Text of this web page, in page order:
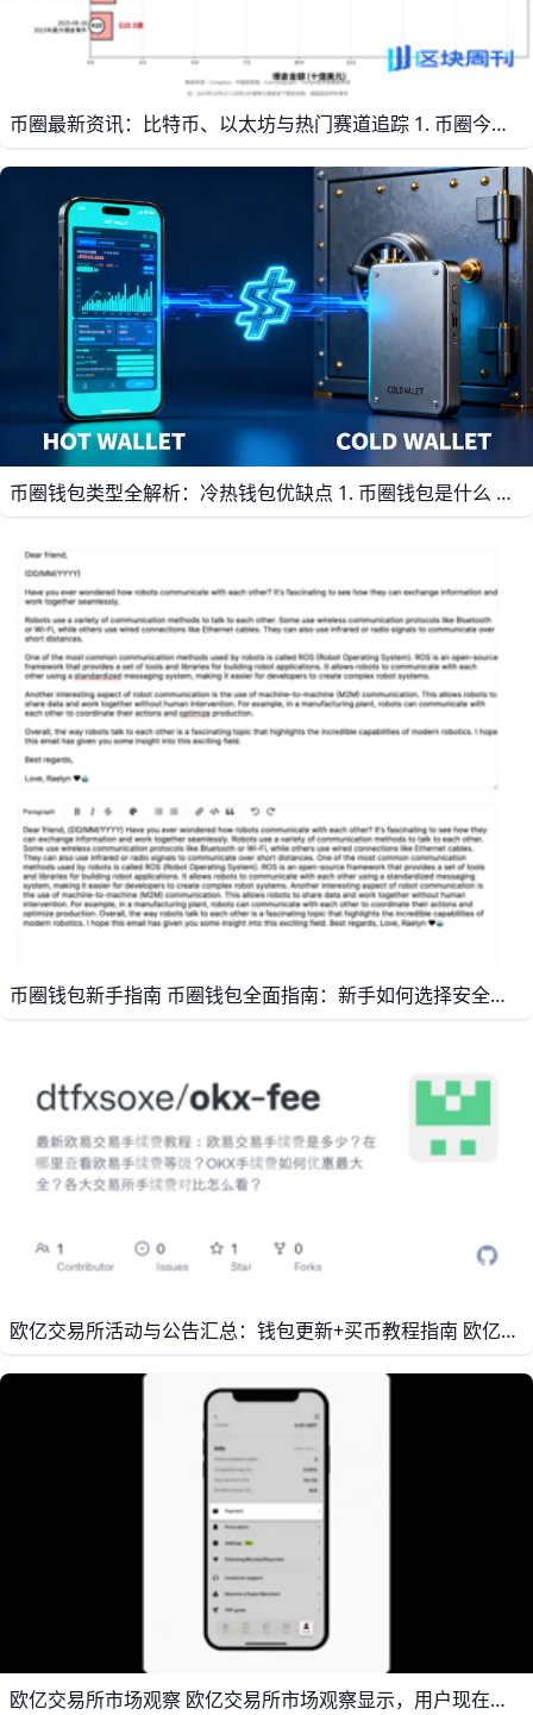
币圈最新资讯：比特币、以太坊与热门赛道追踪 1. 币圈今日概览 今天的币圈重点还是比特币、以太坊和几个热门赛道，市场情绪偏向快速轮动，资金会在主流币和热点板块之间来回切换。比特币依然是整个市场的风向标，以太坊则继续承接“机构化”和“生态增长”的叙事，而稳定币、DEFI、LAYER 2 这些基础设施赛道也在持续获得关注。对于读者来说，今天最重要的不是追每一条消息，而是看清资金到底流向了哪里，哪些方向正在升温，哪些方向开始降温。
币圈钱包类型全解析：冷热钱包优缺点 1. 币圈钱包是什么 币圈钱包是用来管理加密资产私钥的工具，不是单纯“存币”的地方。钱包本身不直接保存币，真正决定你能不能动用资产的，是私钥和助记词。只要私钥还在，你就能控制对应链上的资产；如果私钥丢失，资产往往也就无法找回。
币圈钱包新手指南 币圈钱包全面指南：新手如何选择安全可靠的币圈钱包 1. 什么是币圈钱包 币圈钱包是用来存放、接收和发送加密货币的工具，它本质上管理的是你的私钥，而不是“币”本身。对新手来说，最重要的不是先追求功能多，而是先搞清楚钱包分成哪几类、各自适合什么场景，这样才能少踩坑。很多人刚接触数字资产时会直接把资产长期放在交易所，其实这并不适合所有情况，尤其是大额长期持有时更需要自主管理。
欧亿交易所活动与公告汇总：钱包更新+买币教程指南 欧亿交易所（欧亿）是全球领先的数字资产交易平台之一，近年来在活动、公告与功能更新方面持续推出新内容。例如，平台在2025年至2026年期间推出了多轮现货交易赛、AI相关币种活动以及STAKING锁仓返利等，用户通过参与这些活动可获得USDT奖励、手续费优惠等实际收益。建议普通用户定期登录欧亿官网或APP，查看“公告”与“帮助中心”板块，第一时间获取最新活动规则和上线时间，避免错过福利。
欧亿交易所市场观察 欧亿交易所市场观察显示，用户现在更关注“安全”和“操作简单”这两件事。公开教程和学习内容中，关于开户注册、实名认证、APP下载、买币流程和钱包知识的内容持续被强调，这说明新手用户仍然很多，平台内容也在朝着更清楚、更实用的方向发展。比如，很多教程会先讲注册和认证，再讲如何买币和如何查看资产，这种顺序更符合普通用户的使用习惯。